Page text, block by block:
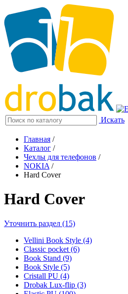
Искать
Главная /
Каталог /
Чехлы для телефонов /
NOKIA /
Hard Cover
Hard Cover
Уточнить раздел (15)
Vellini Book Style (4)
Classic pocket (6)
Book Stand (9)
Book Style (5)
Cristall PU (4)
Drobak Lux-flip (3)